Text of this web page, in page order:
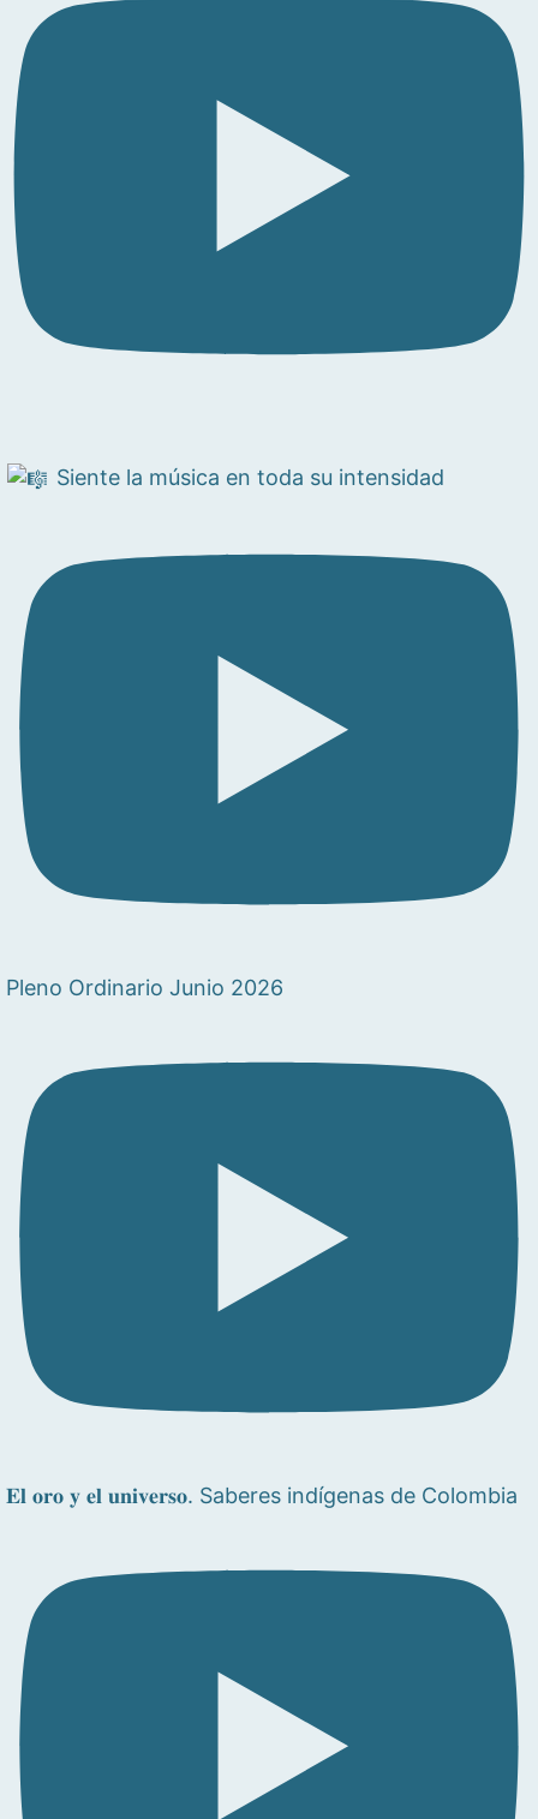
Siente la música en toda su intensidad
Pleno Ordinario Junio 2026
𝐄𝐥 𝐨𝐫𝐨 𝐲 𝐞𝐥 𝐮𝐧𝐢𝐯𝐞𝐫𝐬𝐨. Saberes indígenas de Colombia